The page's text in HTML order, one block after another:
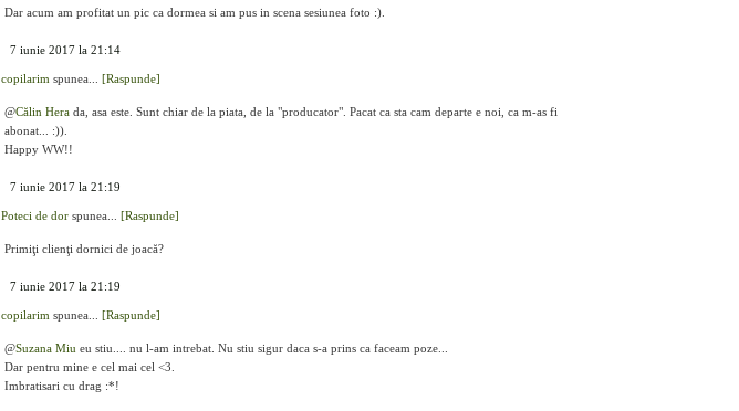
Dar acum am profitat un pic ca dormea si am pus in scena sesiunea foto :).
7 iunie 2017 la 21:14
copilarim spunea... [Raspunde]
@Călin Hera da, asa este. Sunt chiar de la piata, de la "producator". Pacat ca sta cam departe e noi, ca m-as fi
abonat... :)).
Happy WW!!
7 iunie 2017 la 21:19
Poteci de dor spunea... [Raspunde]
Primiţi clienţi dornici de joacă?
7 iunie 2017 la 21:19
copilarim spunea... [Raspunde]
@Suzana Miu eu stiu.... nu l-am intrebat. Nu stiu sigur daca s-a prins ca faceam poze...
Dar pentru mine e cel mai cel <3.
Imbratisari cu drag :*!